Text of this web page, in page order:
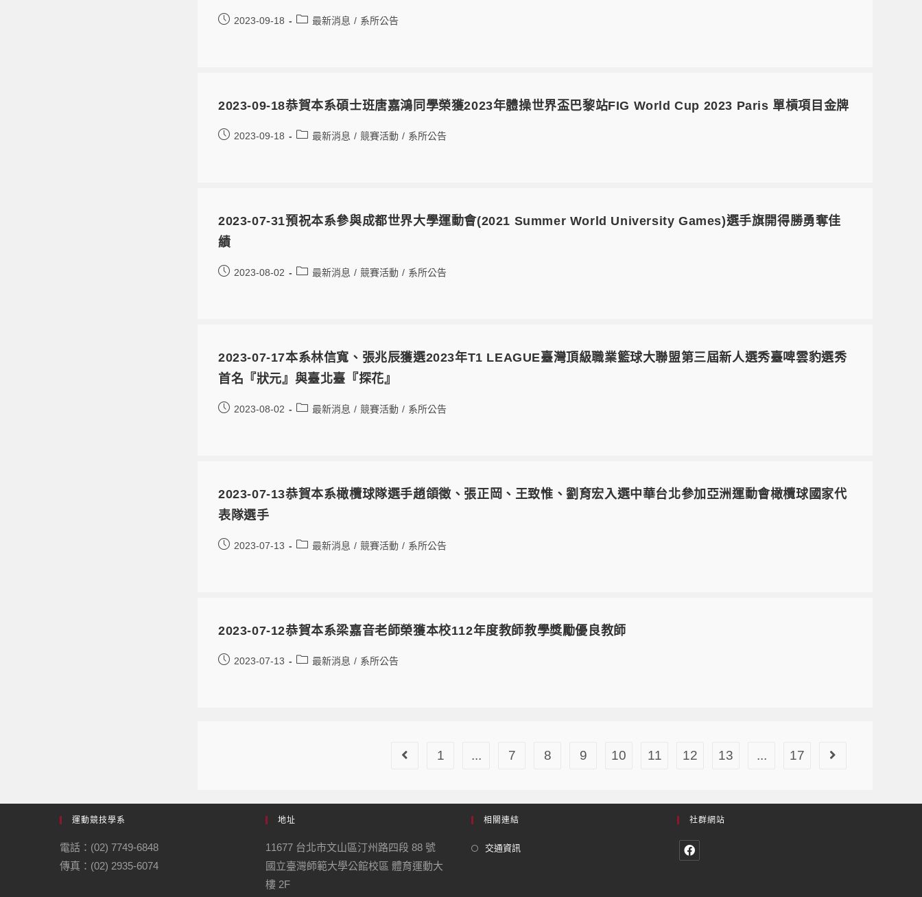
2023-09-18 最新消息 / 系所公告
2023-09-18恭賀本系碩士班唐嘉鴻同學榮獲2023年體操世界盃巴黎站FIG World Cup 2023 Paris 單槓項目金牌
2023-09-18 最新消息 / 競賽活動 / 系所公告
2023-07-31預祝本系參與成都世界大學運動會(2021 Summer World University Games)選手旗開得勝勇奪佳
績
2023-08-02 最新消息 / 競賽活動 / 系所公告
2023-07-17本系林信寬、張兆辰獲選2023年T1 LEAGUE臺灣頂級職業籃球大聯盟第三屆新人選秀臺啤雲豹選秀
首名『狀元』與臺北臺『探花』
2023-08-02 最新消息 / 競賽活動 / 系所公告
2023-07-13恭賀本系橄欖球隊選手趙頜徵、張正岡、王致惟、劉育宏入選中華台北參加亞洲運動會橄欖球國家代
表隊選手
2023-07-13 最新消息 / 競賽活動 / 系所公告
2023-07-12恭賀本系梁嘉音老師榮獲本校112年度教師教學獎勵優良教師
2023-07-13 最新消息 / 系所公告
1 ... 7 8 9 10 11 12 13 ... 17
運動競技學系
電話：(02) 7749-6848
傳真：(02) 2935-6074
地址
11677 台北市文山區汀州路四段 88 號
國立臺灣師範大學公館校區 體育運動大
樓 2F
相關連結
交通資訊
社群網站